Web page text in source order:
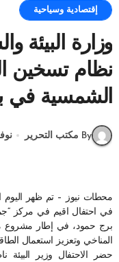
إقتصادية وسياحية
وزارة البيئة
نظام تسخين
الشمسية في
By مكتب التحرير
محطات نيوز – تم ظهر اليوم افتتاح نظام تسخين المياه على الطاقة الشمسية،
في احتفال اقيم في مركز
برج حمود، في إطار مشروع
المناخي وتعزيز استعمال
حضر الاحتفال وزير البيئة